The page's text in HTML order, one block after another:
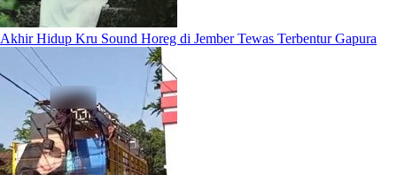
Akhir Hidup Kru Sound Horeg di Jember Tewas Terbentur Gapura